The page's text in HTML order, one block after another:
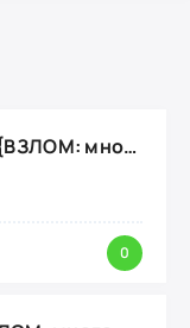
Super Arcade Racing {ВЗЛОМ: много золотых монет}
0